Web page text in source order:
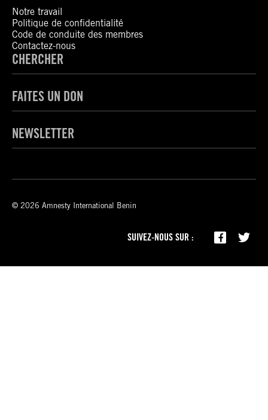
Notre travail
Politique de confidentialité
Code de conduite des membres
Contactez-nous
CHERCHER
FAITES UN DON
NEWSLETTER
© 2026 Amnesty International Benin
SUIVEZ-NOUS SUR :